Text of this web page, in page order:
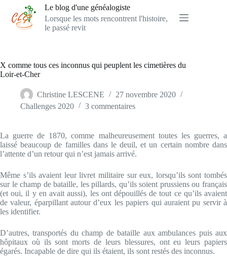
contenu
Le blog d'une généalogiste
Lorsque les mots rencontrent l'histoire,
le passé revit
X comme tous ces inconnus qui peuplent les cimetières du
Loir-et-Cher
Christine LESCENE
27 novembre 2020
Challenges 2020
3 commentaires
La guerre de 1870, comme malheureusement toutes les guerres, a
laissé beaucoup de familles dans le deuil, et un certain nombre dans
l’attente d’un retour qui n’est jamais arrivé.
Même s’ils avaient leur livret militaire sur eux, lorsqu’ils sont tombés
sur le champ de bataille, les pillards, qu’ils soient prussiens ou français
(et oui, il y en avait aussi), les ont dépouillés de tout ce qu’ils avaient
de valeur, éparpillant autour d’eux les papiers qui auraient pu servir à
les identifier.
D’autres, transportés du champ de bataille aux ambulances puis aux
hôpitaux où ils sont morts de leurs blessures, ont eu leurs papiers
égarés. Incapable de dire qui ils étaient, ils sont restés des inconnus.